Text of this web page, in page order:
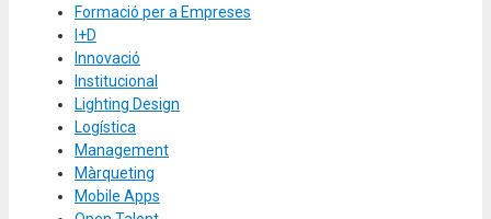
Formació per a Empreses
I+D
Innovació
Institucional
Lighting Design
Logística
Management
Màrqueting
Mobile Apps